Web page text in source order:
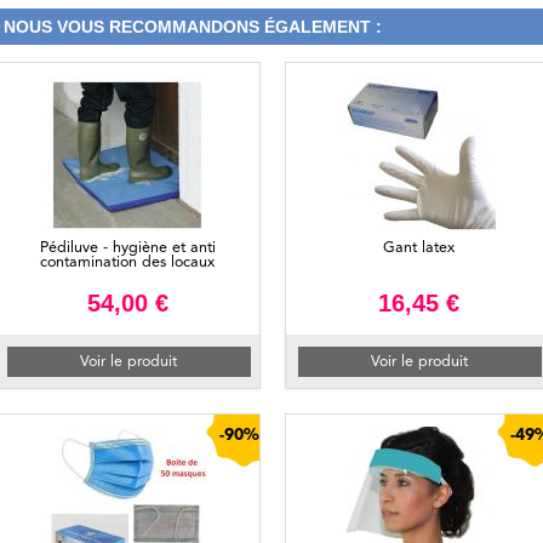
NOUS VOUS RECOMMANDONS ÉGALEMENT :
Pédiluve - hygiène et anti
contamination des locaux
54,00 €
Voir le produit
Gant latex
16,45 €
Voir le produit
-90% -